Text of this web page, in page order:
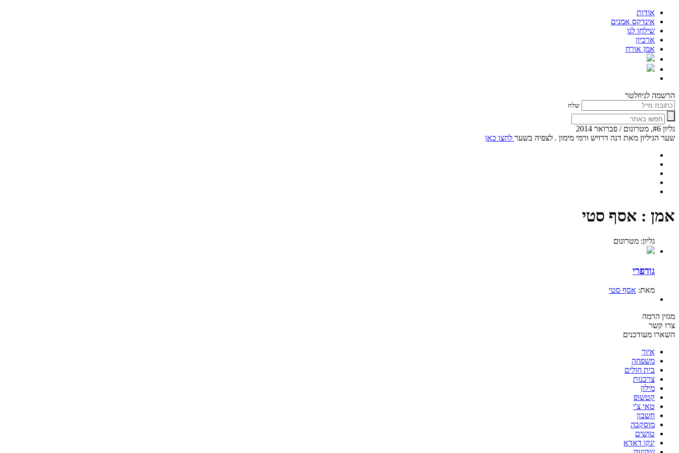
אודות
אינדקס אמנים
שילחו לנו
ארכיון
אמן אורח
הרשמה לניוזלטר
שלח
גליון #6, מטרונום / פברואר 2014
שער הגיליון מאת דנה דרויש ורמי מימון . לצפיה בשער לחצו כאן
אמן : אסף סטי
גליון: מטרונום
גודפרי
מאת: אסף סטי
מגזין הרמה
צרו קשר
השארו מעודכנים
איור
משפחה
בית חולים
צרכנות
מילון
קטשופ
טאי צ'י
חשבון
מוסקבה
טושים
ינקו דאדא